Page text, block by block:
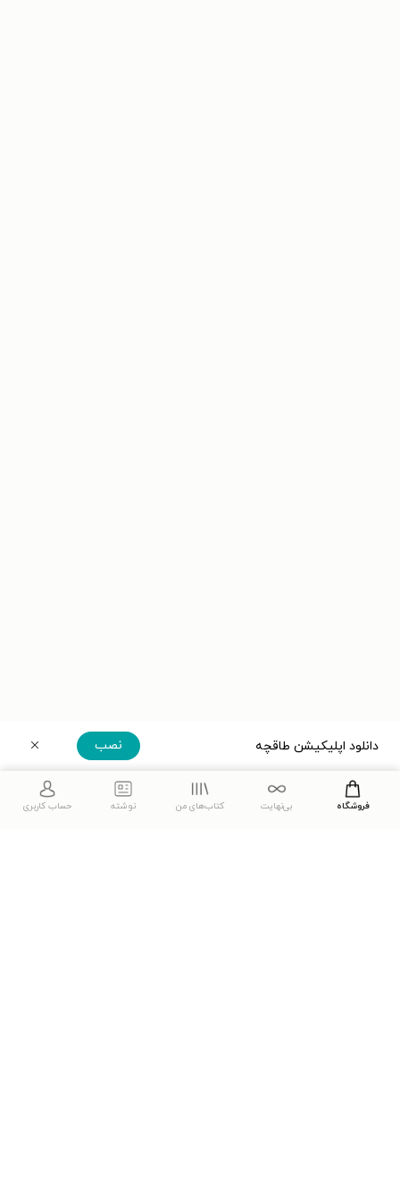
دانلود اپلیکیشن طاقچه نصب
دریافت مستقیم اپلیکیشن فروشگاه بی‌نهایت کتاب‌های من نوشته حساب کاربری